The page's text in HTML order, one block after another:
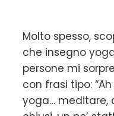
Molto spesso,
che insegno
persone mi
con frasi tipo:
yoga… meditare,